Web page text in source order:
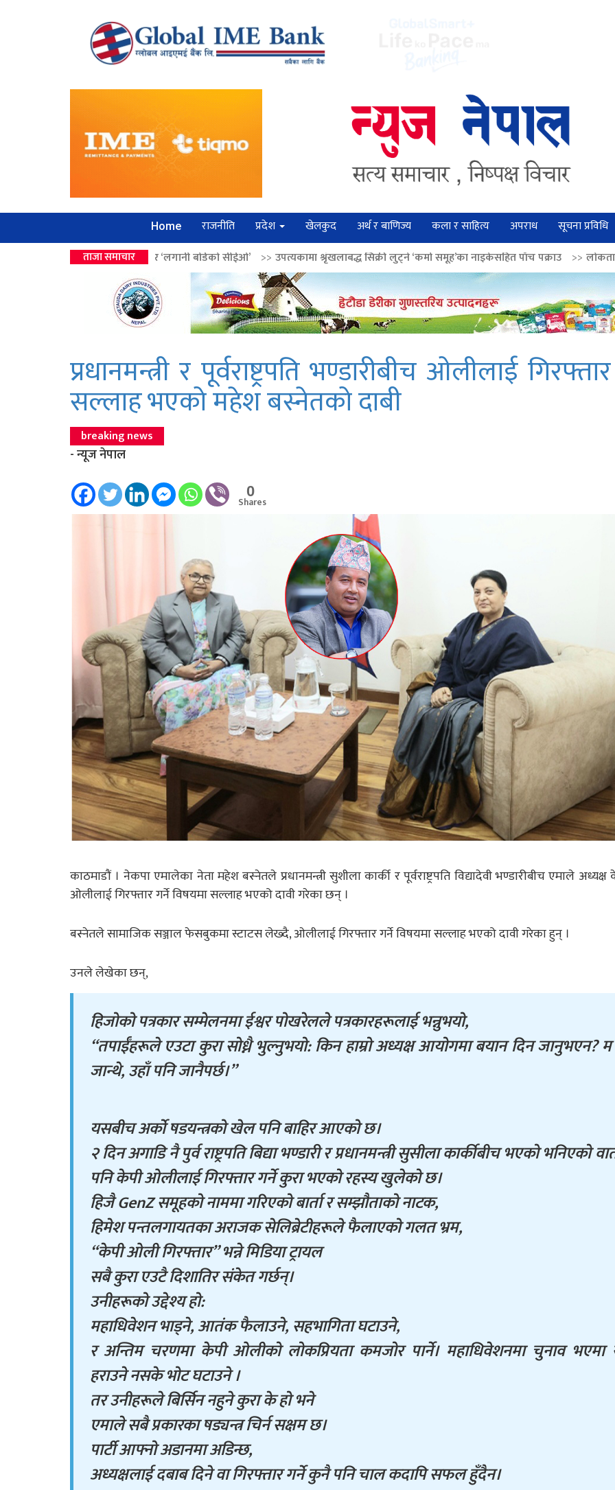
Home राजनीति प्रदेश खेलकुद अर्थ र बाणिज्य कला र साहित्य अपराध सूचना प्रविधि
ताजा समाचार
उपहार ‘लगानी बोर्डको सीईओ’ >>उपत्यकामा श्रृंखलाबद्ध सिक्री लुट्ने ‘कर्मा समूह’का नाइकेसहित पाँच पक्राउ >>लोकतान्त्रिक मूल्य सुदृढ बनाउन
प्रधानमन्त्री र पूर्वराष्ट्रपति भण्डारीबीच ओलीलाई
सल्लाह भएको महेश बस्नेतको दाबी
breaking news
- न्यूज नेपाल
0
Shares
काठमाडौं । नेकपा एमालेका नेता महेश बस्नेतले प्रधानमन्त्री सुशीला कार्की र पूर्वराष्ट्रपति विद्यादेवी भण्डारीबीच एमाले अध्यक्ष
ओलीलाई गिरफ्तार गर्ने विषयमा सल्लाह भएको दावी गरेका छन् ।
बस्नेतले सामाजिक सञ्जाल फेसबुकमा स्टाटस लेख्दै, ओलीलाई गिरफ्तार गर्ने विषयमा सल्लाह भएको दावी गरेका हुन् ।
उनले लेखेका छन्,
हिजोको पत्रकार सम्मेलनमा ईश्वर पोखरेलले पत्रकारहरूलाई भन्नुभयो,
“तपाईँहरूले एउटा कुरा सोध्नै भुल्नुभयो: किन हाम्रो अध्यक्ष आयोगमा बयान दिन जानुभएन?
जान्थे, उहाँ पनि जानैपर्छ।”
यसबीच अर्को षडयन्त्रको खेल पनि बाहिर आएको छ।
२ दिन अगाडि नै पुर्व राष्ट्रपति बिद्या भण्डारी र प्रधानमन्त्री सुसीला कार्कीबीच भएको भनिएको
पनि केपी ओलीलाई गिरफ्तार गर्ने कुरा भएको रहस्य खुलेको छ।
हिजै GenZ समूहको नाममा गरिएको बार्ता र सम्झौताको नाटक,
हिमेश पन्तलगायतका अराजक सेलिब्रेटीहरूले फैलाएको गलत भ्रम,
“केपी ओली गिरफ्तार” भन्ने मिडिया ट्रायल
सबै कुरा एउटै दिशातिर संकेत गर्छन्।
उनीहरूको उद्देश्य हो:
महाधिवेशन भाड्ने, आतंक फैलाउने, सहभागिता घटाउने,
र अन्तिम चरणमा केपी ओलीको लोकप्रियता कमजोर पार्ने। महाधिवेशनमा चुनाव
हराउने नसके भोट घटाउने ।
तर उनीहरूले बिर्सिन नहुने कुरा के हो भने
एमाले सबै प्रकारका षड्यन्त्र चिर्न सक्षम छ।
पार्टी आफ्नो अडानमा अडिन्छ,
अध्यक्षलाई दबाब दिने वा गिरफ्तार गर्ने कुनै पनि चाल कदापि सफल हुँदैन।